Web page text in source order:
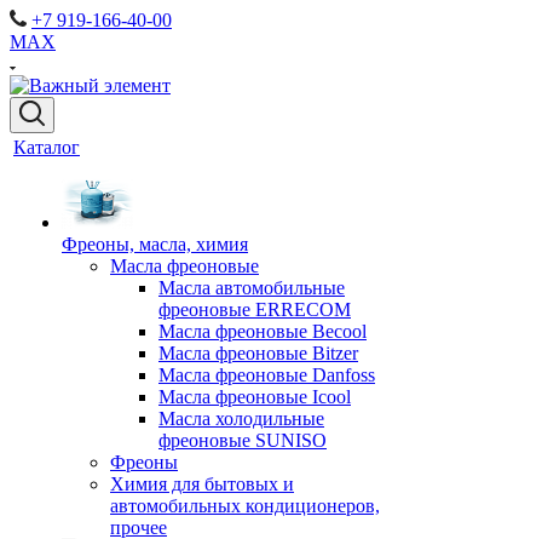
+7 919-166-40-00
MAX
Каталог
Фреоны, масла, химия
Масла фреоновые
Масла автомобильные
фреоновые ERRECOM
Масла фреоновые Becool
Масла фреоновые Bitzer
Масла фреоновые Danfoss
Масла фреоновые Icool
Масла холодильные
фреоновые SUNISO
Фреоны
Химия для бытовых и
автомобильных кондиционеров,
прочее